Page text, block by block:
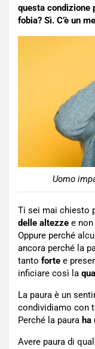
questa condizione
fobia? Sì. C’è un
Uomo
Ti sei mai chiesto
delle altezze e
Oppure perché
ancora perché la
tanto forte e
inficiare così la
La paura è un
condividiamo con
Perché la paura ha
Avere paura di